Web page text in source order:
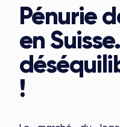
Pénurie
en
!